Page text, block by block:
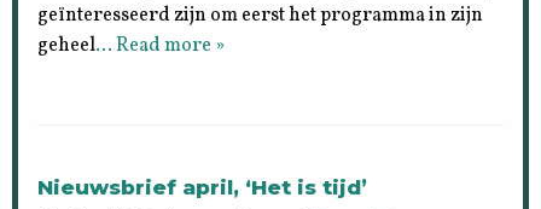
geïnteresseerd zijn om eerst het programma in zijn
geheel… Read more »
Nieuwsbrief april, ‘Het is tijd’